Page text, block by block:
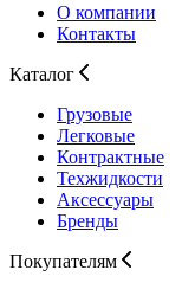
О компании
Контакты
Каталог
Грузовые
Легковые
Контрактные
Техжидкости
Аксессуары
Бренды
Покупателям